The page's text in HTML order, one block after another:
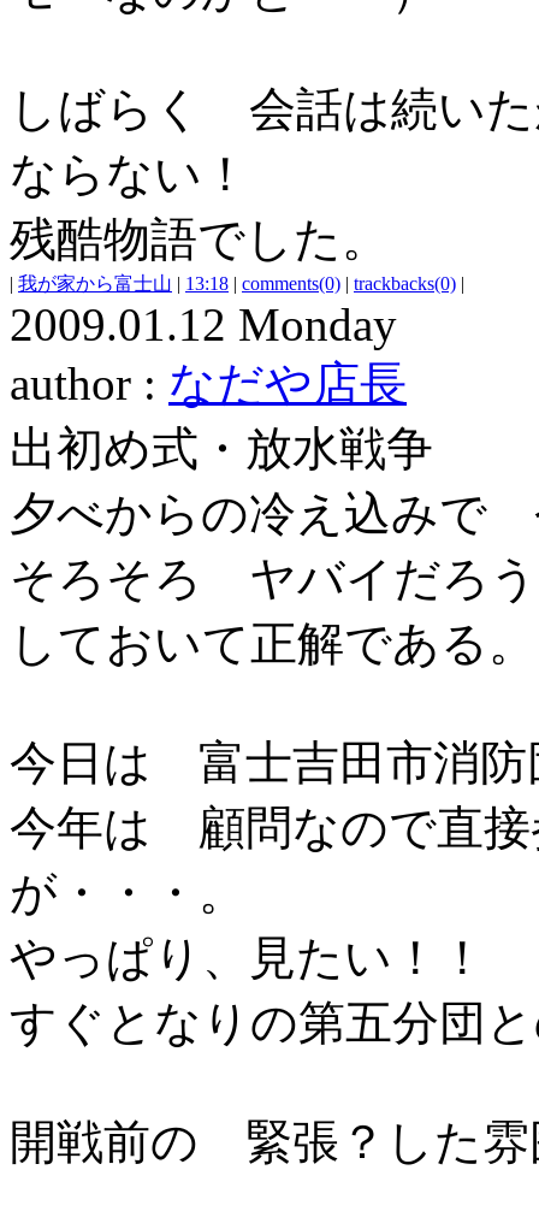
しばらく 会話は続い
ならない！
残酷物語でした。
| 我が家から富士山 | 13:18 | comments(0) | trackbacks(0) |
2009.01.12 Monday
author : なだや店長
出初め式・放水戦争
夕べからの冷え込みで
そろそろ ヤバイだろ
しておいて正解である。
今日は 富士吉田市消防
今年は 顧問なので直接
が・・・。
やっぱり、見たい！！
すぐとなりの第五分団
開戦前の 緊張？した雰